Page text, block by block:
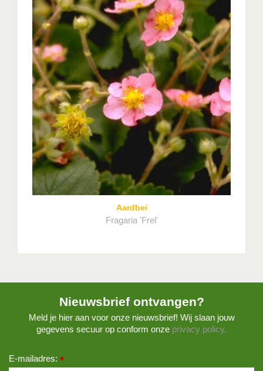
Aardbei
Fragaria 'Frel'
Nieuwsbrief ontvangen?
Meld je hier aan voor onze nieuwsbrief! Wij slaan jouw
gegevens secuur op conform onze privacy policy.
E-mailadres: *